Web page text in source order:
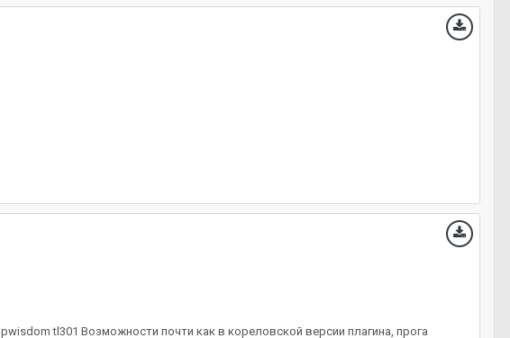
tl301 Возможности почти как в кореловской версии плагина, прога